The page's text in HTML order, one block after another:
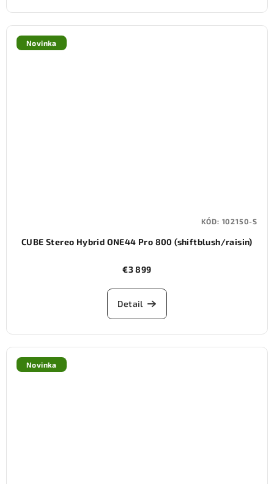
Novinka
CUBE Stereo Hybrid ONE44 Pro 800 (shiftblush/raisin)
€3 899
Detail
KÓD: 102150-S
Novinka